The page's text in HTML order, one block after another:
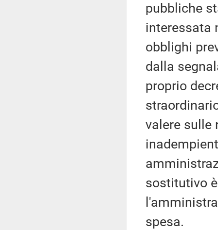
pubbliche
interessata
obblighi
dalla
proprio
valere sulle
sostitutivo
spesa.